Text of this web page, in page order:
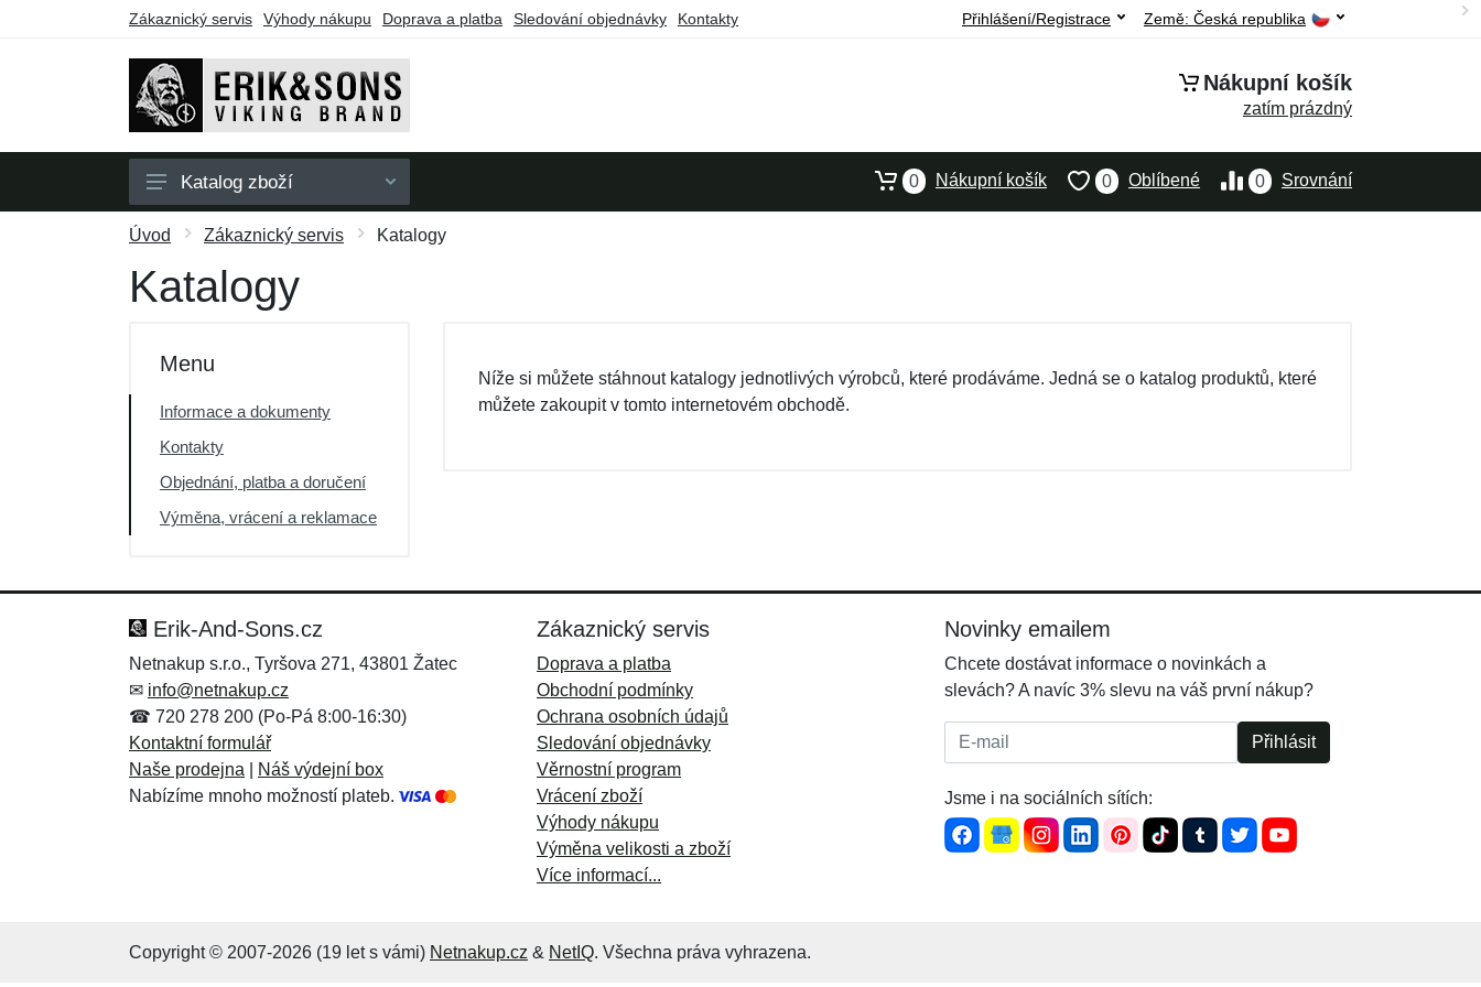
Zákaznický servis Výhody nákupu Doprava a platba Sledování objednávky Kontakty Země: Česká republika
Přihlášení/Registrace
Nákupní košík
zatím prázdný
Pánské
Dámské
Katalog zboží 0 Srovnání
0 Oblíbené
0 Nákupní košík
Úvod Zákaznický servis Katalogy
Katalogy
Menu
Informace a dokumenty
Kontakty
Objednání, platba a doručení
Výměna, vrácení a reklamace
Níže si můžete stáhnout katalogy jednotlivých výrobců, které prodáváme. Jedná se o katalog produktů, které
můžete zakoupit v tomto internetovém obchodě.
Erik-And-Sons.cz
Netnakup s.r.o., Tyršova 271, 43801 Žatec
✉ info@netnakup.cz
☎ 720 278 200 (Po-Pá 8:00-16:30)
Kontaktní formulář
Naše prodejna
Náš výdejní box
Nabízíme mnoho možností plateb.
Zákaznický servis
Doprava a platba
Obchodní podmínky
Ochrana osobních údajů
Sledování objednávky
Věrnostní program
Vrácení zboží
Výhody nákupu
Výměna velikosti a zboží
Více informací...
Novinky emailem
Chcete dostávat informace o novinkách a
slevách? A navíc 3% slevu na váš první nákup?
E-mail: Přihlásit
Jsme i na sociálních sítích:
Copyright © 2007-2026 (19 let s vámi) Netnakup.cz & NetIQ. Všechna práva vyhrazena.